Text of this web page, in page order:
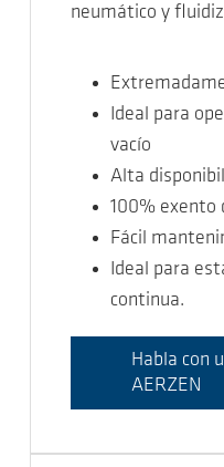
neumático y
Ideal para
vacío
Alta
100% exento
Fácil
Ideal para
continua.
Habla con
AERZEN